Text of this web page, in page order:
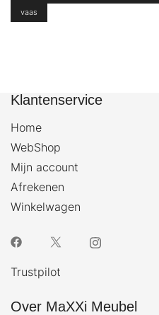
vaas
Klantenservice
Home
WebShop
Mijn account
Afrekenen
Winkelwagen
Trustpilot
Over MaXXi Meubel